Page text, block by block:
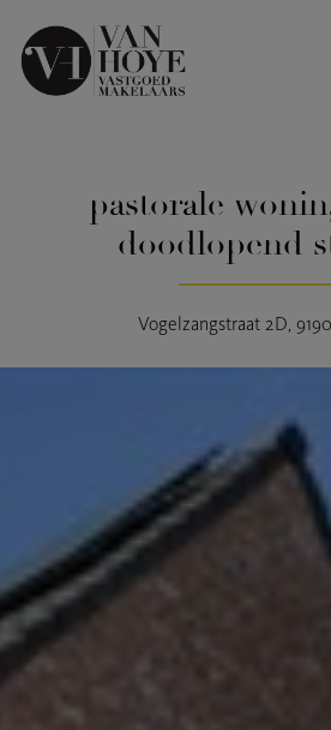
pastorale
doodlopend
Vogelzangstraat 2D,